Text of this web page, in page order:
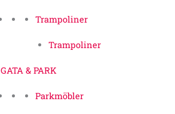
Trampoliner
Trampoliner
GATA & PARK
Parkmöbler